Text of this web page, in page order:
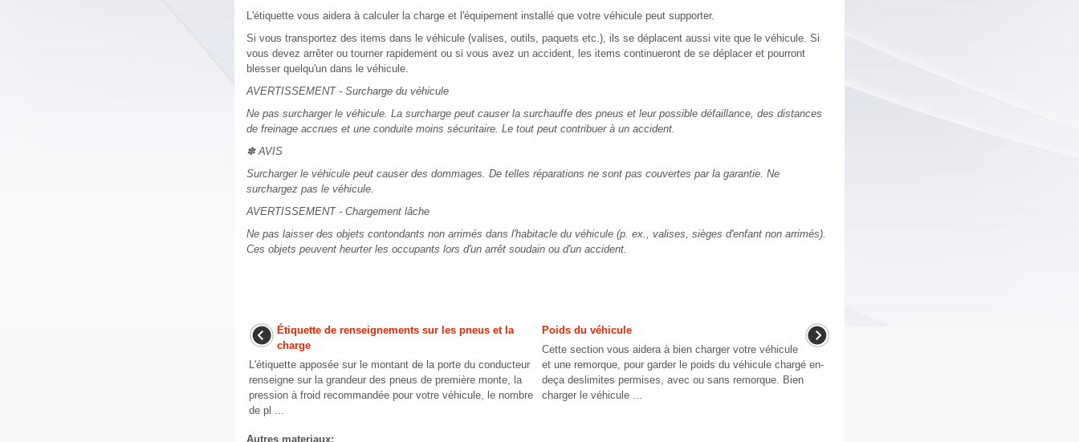
L'étiquette vous aidera à calculer la charge et l'équipement installé que votre véhicule peut supporter.
Si vous transportez des items dans le véhicule (valises, outils, paquets etc.), ils se déplacent aussi vite que le véhicule. Si
vous devez arrêter ou tourner rapidement ou si vous avez un accident, les items continueront de se déplacer et pourront
blesser quelqu'un dans le véhicule.
AVERTISSEMENT - Surcharge du véhicule
Ne pas surcharger le véhicule. La surcharge peut causer la surchauffe des pneus et leur possible défaillance, des distances
de freinage accrues et une conduite moins sécuritaire. Le tout peut contribuer à un accident.
✽ AVIS
Surcharger le véhicule peut causer des dommages. De telles réparations ne sont pas couvertes par la garantie. Ne
surchargez pas le véhicule.
AVERTISSEMENT - Chargement lâche
Ne pas laisser des objets contondants non arrimés dans l'habitacle du véhicule (p. ex., valises, sièges d'enfant non arrimés).
Ces objets peuvent heurter les occupants lors d'un arrêt soudain ou d'un accident.
Étiquette de renseignements sur les pneus et la
charge
L'étiquette apposée sur le montant de la porte du conducteur
renseigne sur la grandeur des pneus de première monte, la
pression à froid recommandée pour votre véhicule, le nombre
de pl ...
Poids du véhicule
Cette section vous aidera à bien charger votre véhicule
et une remorque, pour garder le poids du véhicule chargé en-
deça deslimites permises, avec ou sans remorque. Bien
charger le véhicule ...
Autres materiaux: